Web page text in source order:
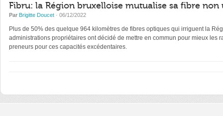
Fibru: la Région bruxelloise mutualise sa fibre non
Par Brigitte Doucet · 06/12/2022
Plus de 50% des quelque 964 kilomètres de fibres optiques qui irriguent la
administrations propriétaires ont décidé de mettre en commun pour mieux les
preneurs pour ces capacités excédentaires.